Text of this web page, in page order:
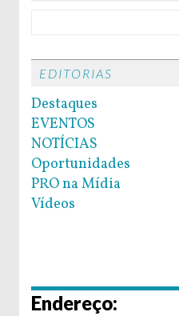
EDITORIAS
Destaques
EVENTOS
NOTÍCIAS
Oportunidades
PRO na Mídia
Vídeos
Endereço: